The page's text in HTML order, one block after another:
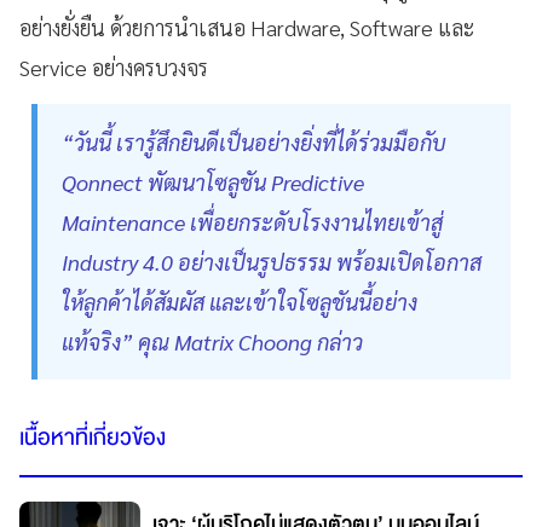
อย่างยั่งยืน ด้วยการนำเสนอ Hardware, Software และ
Service อย่างครบวงจร
“วันนี้ เรารู้สึกยินดีเป็นอย่างยิ่งที่ได้ร่วมมือกับ
Qonnect พัฒนาโซลูชัน Predictive
Maintenance เพื่อยกระดับโรงงานไทยเข้าสู่
Industry 4.0 อย่างเป็นรูปธรรม พร้อมเปิดโอกาส
ให้ลูกค้าได้สัมผัส และเข้าใจโซลูชันนี้อย่าง
แท้จริง” คุณ Matrix Choong กล่าว
เนื้อหาที่เกี่ยวข้อง